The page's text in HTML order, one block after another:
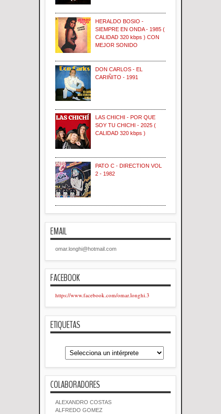
HERALDO BOSIO -
SIEMPRE EN ONDA - 1985 (
CALIDAD 320 kbps ) CON
MEJOR SONIDO
DON CARLOS - EL
CARIÑITO - 1991
LAS CHICHI - POR QUE
SOY TU CHICHI - 2025 (
CALIDAD 320 kbps )
PATO C - DIRECTION VOL
2 - 1982
EMAIL
omar.longhi@hotmail.com
FACEBOOK
https://www.facebook.com/omar.longhi.3
ETIQUETAS
COLABORADORES
ALEXANDRO COSTAS
ALFREDO GOMEZ